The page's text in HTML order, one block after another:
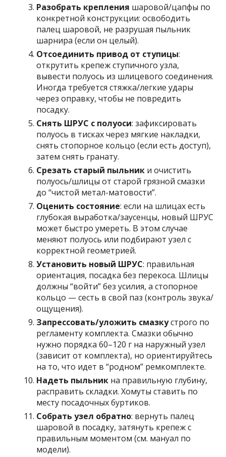
Разобрать крепления шаровой/цапфы по
конкретной конструкции: освободить
палец шаровой, не разрушая пыльник
шарнира (если он целый).
Отсоединить привод от ступицы:
открутить крепеж ступичного узла,
вывести полуось из шлицевого соединения.
Иногда требуется стяжка/легкие удары
через оправку, чтобы не повредить
посадку.
Снять ШРУС с полуоси: зафиксировать
полуось в тисках через мягкие накладки,
снять стопорное кольцо (если есть доступ),
затем снять гранату.
Срезать старый пыльник и очистить
полуось/шлицы от старой грязной смазки
до “чистой метал-матовости”.
Оценить состояние: если на шлицах есть
глубокая выработка/заусенцы, новый ШРУС
может быстро умереть. В этом случае
меняют полуось или подбирают узел с
корректной геометрией.
Установить новый ШРУС: правильная
ориентация, посадка без перекоса. Шлицы
должны “войти” без усилия, а стопорное
кольцо — сесть в свой паз (контроль звука/
ощущения).
Запрессовать/уложить смазкустрого по
регламенту комплекта. Смазки обычно
нужно порядка 60–120 г на наружный узел
(зависит от комплекта), но ориентируйтесь
на то, что идет в “родном” ремкомплекте.
Надеть пыльник на правильную глубину,
расправить складки. Хомуты ставить по
месту посадочных буртиков.
Собрать узел обратно: вернуть палец
шаровой в посадку, затянуть крепеж с
правильным моментом (см. мануал по
модели).